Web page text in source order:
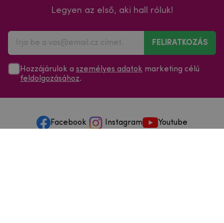
Legyen az első, aki hall róluk!
FELIRATKOZÁS
Hozzájárulok a személyes adatok marketing célú
feldolgozásához.
Facebook Instagram Youtube